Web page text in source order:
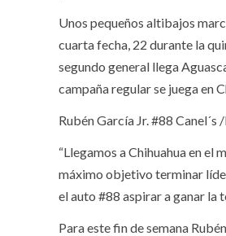
Unos pequeños altibajos
cuarta fecha, 22 durante la
segundo general llega
campaña regular se juega en
Rubén García Jr. #88
“Llegamos a Chihuahua en
máximo objetivo terminar
el auto #88 aspirar a ganar la
Para este fin de semana